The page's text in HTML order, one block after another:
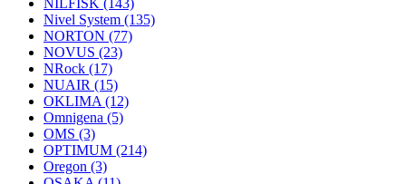
NILFISK (143)
Nivel System (135)
NORTON (77)
NOVUS (23)
NRock (17)
NUAIR (15)
OKLIMA (12)
Omnigena (5)
OMS (3)
OPTIMUM (214)
Oregon (3)